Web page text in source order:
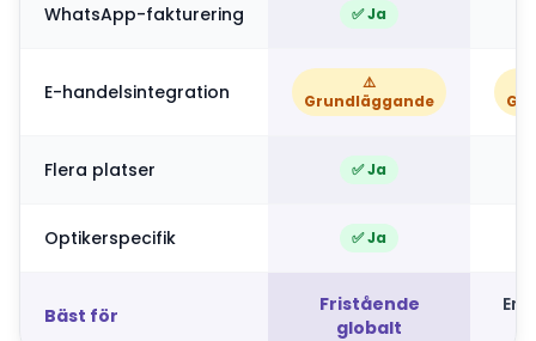
WhatsApp-fakturering ✅ Ja
E-handelsintegration
⚠️
Grundläggande
Flera platser ✅ Ja
Optikerspecifik ✅ Ja
Bäst för
Fristående
globalt